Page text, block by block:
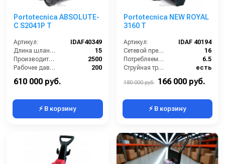
Portotecnica ABSOLUTE-
C S2041P T
Артикул:
IDAF40349
Длина шланга ВД (м):
15
Производительность (л/ч):
2500
Рабочее давление (бар):
200
610 000 руб.
⚡ В корзину
Portotecnica NEW ROYAL
3160 T
Артикул:
IDAF 40194
Сетевой предохранитель (А):
16
Потребляемая мощность (Вт):
6.5
Струйная трубка (копьё):
есть
1000
180 000 руб. 166 000 руб.
⚡ В корзину